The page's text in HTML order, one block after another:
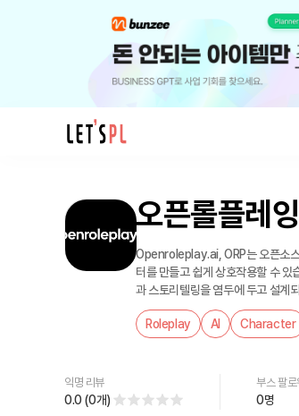
오픈롤플레잉
Openroleplay.ai, ORP는 오픈소스 롤플레잉 AI 캐릭터 플랫폼입니다. 모델
터를 만들고 쉽게 상호작용할 수 있
과 스토리텔링을 염두에 두고 설계
께 채팅하세요. 확장 메모리 (출시
터가 자신의 셀카, 그림, 사진을 생
Roleplay AI Character
익명 리뷰
0.0(0개)
부스 팔로
0명